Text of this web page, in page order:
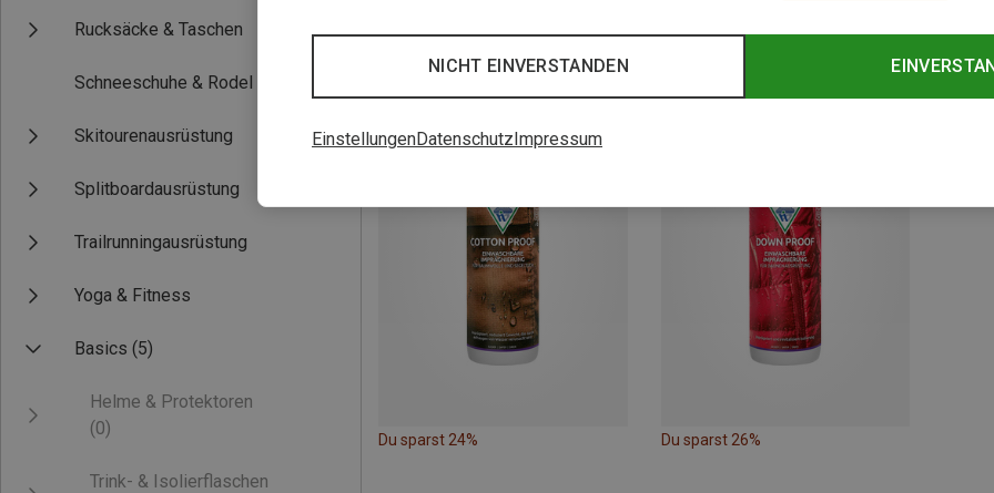
Rucksäcke & Taschen
Schneeschuhe & Rodel
Skitourenausrüstung
Splitboardausrüstung
Trailrunningausrüstung
Yoga & Fitness
Basics (5)
Helme & Protektoren
(0)
Trink- & Isolierflaschen
Du sparst 24% Du sparst 26%
NICHT EINVERSTANDEN
EinstellungenDatenschutz Impressum